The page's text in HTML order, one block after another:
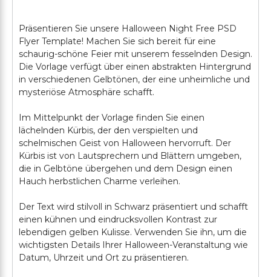
Präsentieren Sie unsere Halloween Night Free PSD
Flyer Template! Machen Sie sich bereit für eine
schaurig-schöne Feier mit unserem fesselnden Design.
Die Vorlage verfügt über einen abstrakten Hintergrund
in verschiedenen Gelbtönen, der eine unheimliche und
mysteriöse Atmosphäre schafft.
Im Mittelpunkt der Vorlage finden Sie einen
lächelnden Kürbis, der den verspielten und
schelmischen Geist von Halloween hervorruft. Der
Kürbis ist von Lautsprechern und Blättern umgeben,
die in Gelbtöne übergehen und dem Design einen
Hauch herbstlichen Charme verleihen.
Der Text wird stilvoll in Schwarz präsentiert und schafft
einen kühnen und eindrucksvollen Kontrast zur
lebendigen gelben Kulisse. Verwenden Sie ihn, um die
wichtigsten Details Ihrer Halloween-Veranstaltung wie
Datum, Uhrzeit und Ort zu präsentieren.